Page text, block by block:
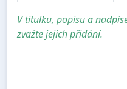
V titulku, popisu a
zvažte jejich přidání.